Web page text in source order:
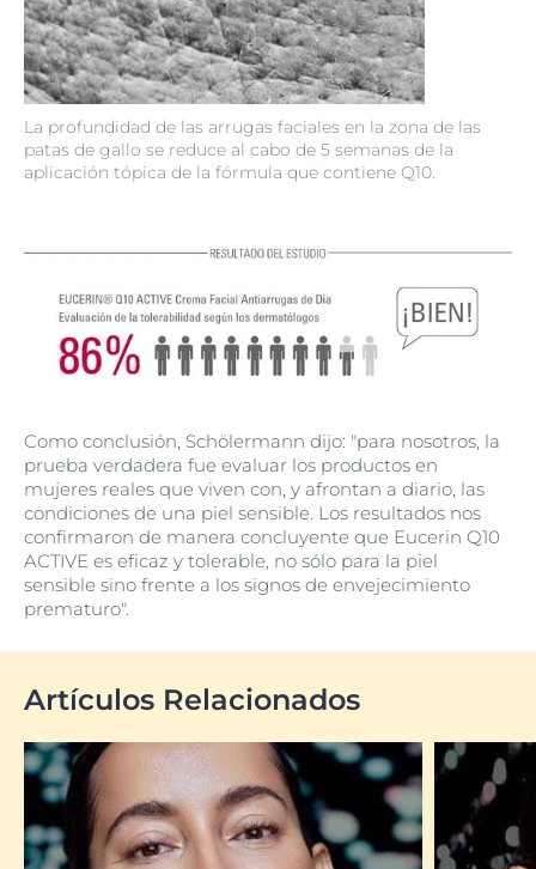
La profundidad de las arrugas faciales en la zona de las
patas de gallo se reduce al cabo de 5 semanas de la
aplicación tópica de la fórmula que contiene Q10.
Como conclusión, Schölermann dijo: "para nosotros, la
prueba verdadera fue evaluar los productos en
mujeres reales que viven con, y afrontan a diario, las
condiciones de una piel sensible. Los resultados nos
confirmaron de manera concluyente que Eucerin Q10
ACTIVE es eficaz y tolerable, no sólo para la piel
sensible sino frente a los signos de envejecimiento
prematuro".
Artículos Relacionados